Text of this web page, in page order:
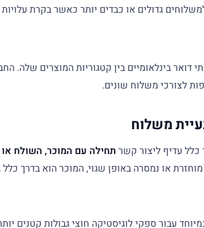
גדולים או כבדים יותר כאשר בקרת
דואר בינלאומיים בין קטגוריות המוצרים שלה.
לצורכי משלוח שונים.
תחילה עם המוכר, השולח או
או נמסרה באופן שגוי, המוכר הוא בדרך